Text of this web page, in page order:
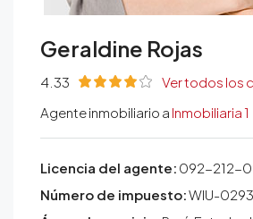
Geraldine Rojas
4.33
Ver todos los
Agente inmobiliario a Inmobiliaria 1
Licencia del agente: 092-212-
Número de impuesto:WIU-